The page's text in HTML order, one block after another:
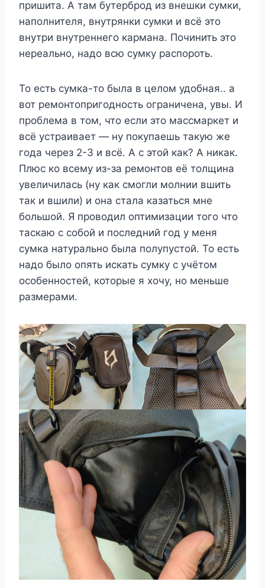
пришита. А там бутерброд из внешки сумки,
наполнителя, внутрянки сумки и всё это
внутри внутреннего кармана. Починить это
нереально, надо всю сумку распороть.
То есть сумка-то была в целом удобная.. а
вот ремонтопригодность ограничена, увы. И
проблема в том, что если это массмаркет и
всё устраивает — ну покупаешь такую же
года через 2-3 и всё. А с этой как? А никак.
Плюс ко всему из-за ремонтов её толщина
увеличилась (ну как смогли молнии вшить
так и вшили) и она стала казаться мне
большой. Я проводил оптимизации того что
таскаю с собой и последний год у меня
сумка натурально была полупустой. То есть
надо было опять искать сумку с учётом
особенностей, которые я хочу, но меньше
размерами.